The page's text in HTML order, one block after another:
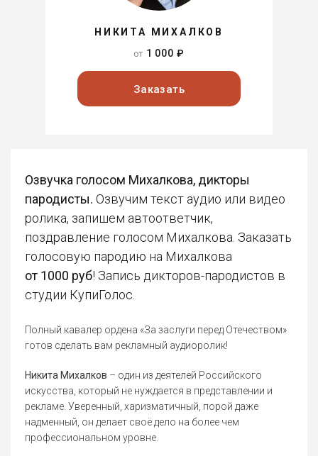
НИКИТА МИХАЛКОВ
от 1 000 ₽
Заказать
Озвучка голосом Михалкова, дикторы
пародисты. Озвучим текст аудио или видео
ролика, запишем автоответчик,
поздравление голосом Михалкова. Заказать
голосовую пародию на Михалкова
от 1000 руб! Запись дикторов-пародистов в
студии КупиГолос.
Полный кавалер ордена «За заслуги перед Отечеством»
готов сделать вам рекламный аудиоролик!
Никита Михалков – один из деятелей Российского
искусства, который не нуждается в представлении и
рекламе. Уверенный, харизматичный, порой даже
надменный, он делает своё дело на более чем
профессиональном уровне.